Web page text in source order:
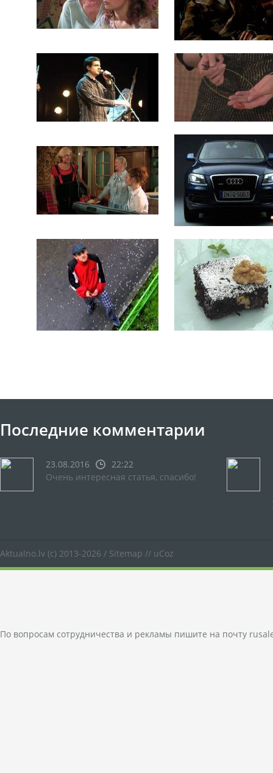
Последние комментарии
23.08.2016
22:22
Очень интересная статья, спасибо!
Aktualno.lv (c) 2013-2026 / Sitemap // uCoz
По вопросам сотрудничества и рекламы пишите на почту